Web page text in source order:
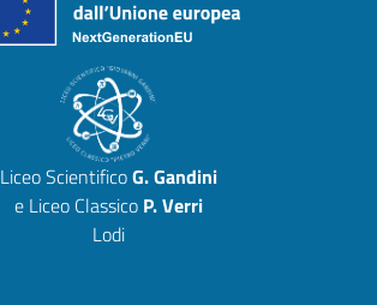
Liceo ScientificoG. Gandini
e Liceo Classico P. Verri
Lodi